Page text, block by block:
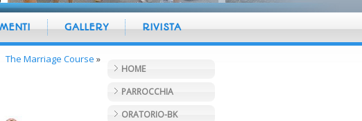
GALLERY RIVISTA
The Marriage Course »
HOME
PARROCCHIA
ORATORIO-BK